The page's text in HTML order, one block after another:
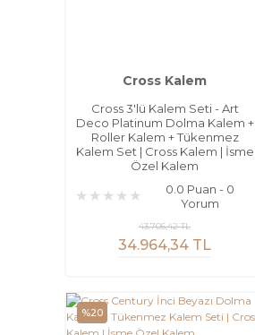
Cross Kalem
Cross 3'lü Kalem Seti - Art
Deco Platinum Dolma Kalem +
Roller Kalem + Tükenmez
Kalem Set | Cross Kalem | İsme
Özel Kalem
0.0 Puan - 0
Yorum
34.964,34 TL
43.705,42 TL
%20